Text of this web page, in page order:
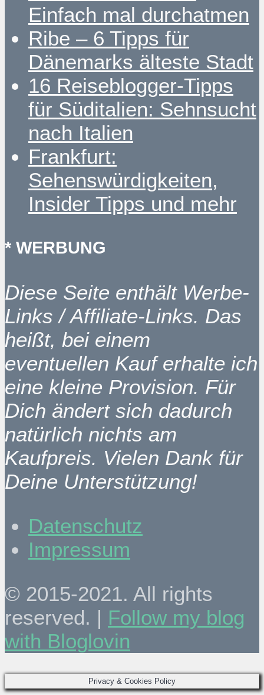
Einfach mal durchatmen
Ribe – 6 Tipps für
Dänemarks älteste Stadt
16 Reiseblogger-Tipps
für Süditalien: Sehnsucht
nach Italien
Frankfurt:
Sehenswürdigkeiten,
Insider Tipps und mehr
* WERBUNG
Diese Seite enthält Werbe-
Links / Affiliate-Links. Das
heißt, bei einem
eventuellen Kauf erhalte ich
eine kleine Provision. Für
Dich ändert sich dadurch
natürlich nichts am
Kaufpreis. Vielen Dank für
Deine Unterstützung!
Datenschutz
Impressum
© 2015-2021. All rights
reserved. | Follow my blog
with Bloglovin
Privacy & Cookies Policy